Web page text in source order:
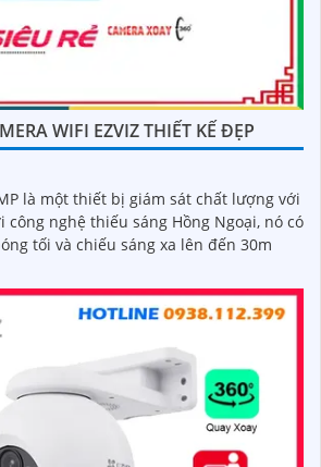
WIFI EZVIZ THIẾT KẾ ĐẸP
là một thiết bị giám sát chất lượng với
tối và chiếu sáng xa lên đến 30m